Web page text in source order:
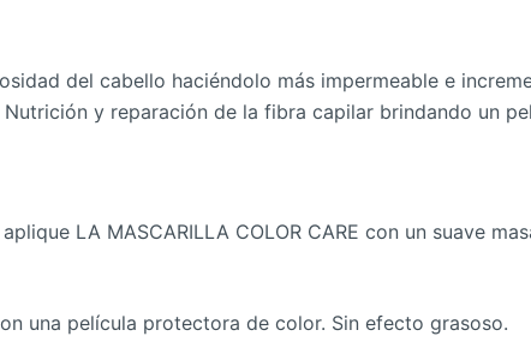
del cabello haciéndolo más impermeable e
y reparación de la fibra capilar brindando un
LA MASCARILLA COLOR CARE con un suave
una película protectora de color. Sin efecto grasoso.